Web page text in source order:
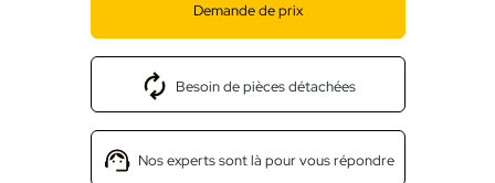
Demande de prix
Besoin de pièces détachées
Nos experts sont là pour vous répondre